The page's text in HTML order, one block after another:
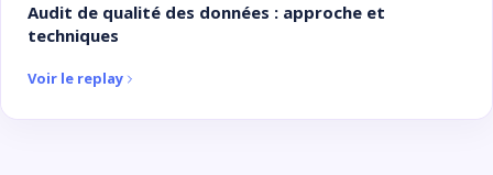
Audit de qualité des données : approche et
techniques
Voir le replay